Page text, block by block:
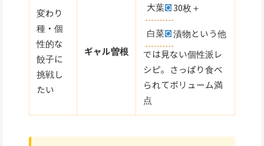
変わり
種・個
性的な
餃子に
挑戦し
たい
ギャル曽根
大葉 30枚＋
白菜
漬物という他
では見ない個性派レ
シピ。さっぱり食べ
られてボリューム満
点